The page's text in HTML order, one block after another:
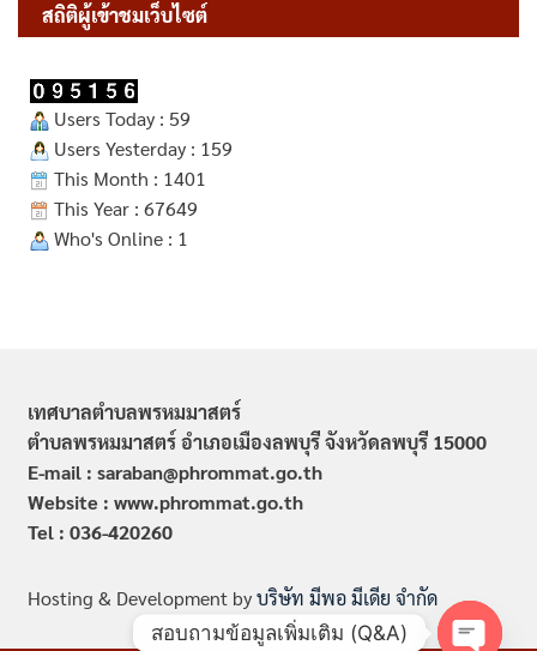
สถิติผู้เข้าชมเว็บไซต์
Users Today : 59
Users Yesterday : 159
This Month : 1401
This Year : 67649
Who's Online : 1
เทศบาลตำบลพรหมมาสตร์
ตำบลพรหมมาสตร์ อำเภอเมืองลพบุรี จังหวัดลพบุรี 15000
E-mail : saraban@phrommat.go.th
Website : www.phrommat.go.th
Tel : 036-420260
Hosting & Development byบริษัท มีพอ มีเดีย จำกัด
สอบถามข้อมูลเพิ่มเติม (Q&A)